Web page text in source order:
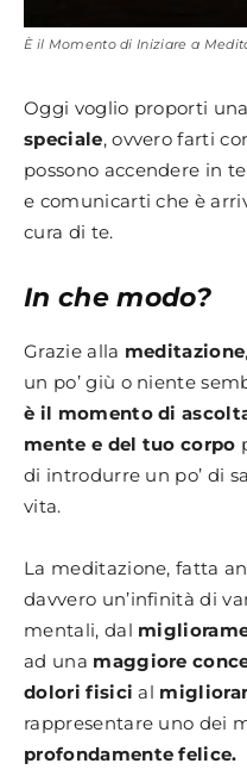
È il Momento di Iniziare a
Oggi voglio proporti una
speciale, ovvero farti
possono accendere in te
e comunicarti che è
cura di te.
In che modo?
Grazie alla meditazione
un po’ giù o niente
è il momento di
mente e del tuo corpo
di introdurre un po’ di
vita.
La meditazione, fatta
davvero un’infinità di
mentali, dal
ad una maggiore
dolori fisici al
rappresentare uno dei
profondamente felice.